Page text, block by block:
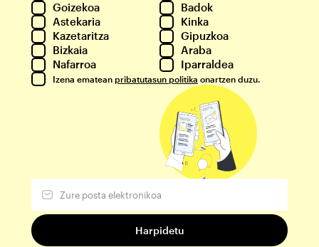
Goizekoa
Badok
Astekaria
Kinka
Kazetaritza
Gipuzkoa
Bizkaia
Araba
Nafarroa
Iparraldea
Izena ematean pribatutasun politika onartzen duzu.